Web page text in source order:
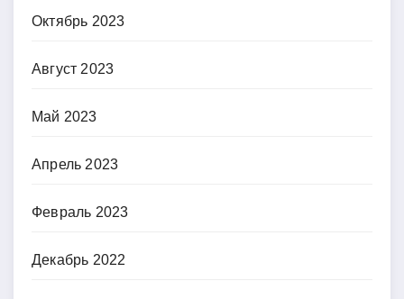
Октябрь 2023
Август 2023
Май 2023
Апрель 2023
Февраль 2023
Декабрь 2022